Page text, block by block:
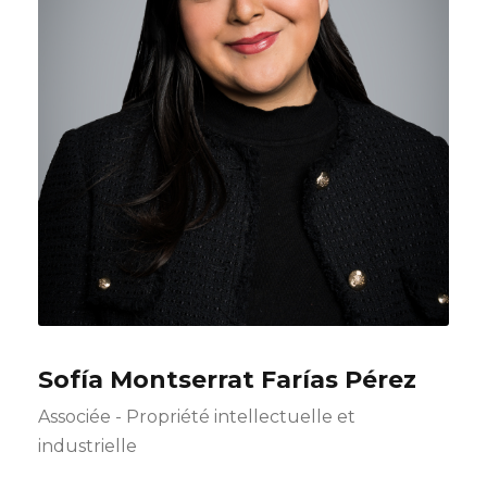
Sofía Montserrat Farías Pérez
Associée - Propriété intellectuelle et
industrielle